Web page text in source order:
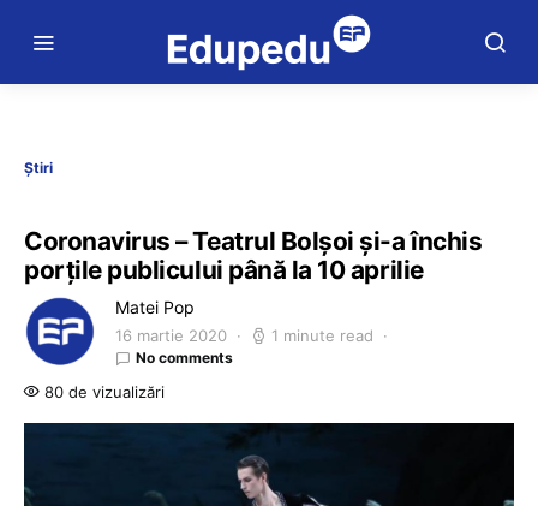
Știri
Coronavirus – Teatrul Bolşoi şi-a închis
porţile publicului până la 10 aprilie
Matei Pop
16 martie 2020 1 minute read
No comments
80 de vizualizări